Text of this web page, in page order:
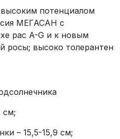
потенциалом
МЕГАСАН с
рас A-G и к новым
росы; высоко толерантен
см;
– 15,5-15,9 см;